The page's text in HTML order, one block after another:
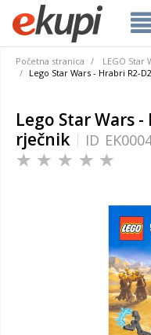
Početna stranica
LEGO Star
Lego Star Wars - Hrabri R2-
Lego Star Wars
rječnik
ID